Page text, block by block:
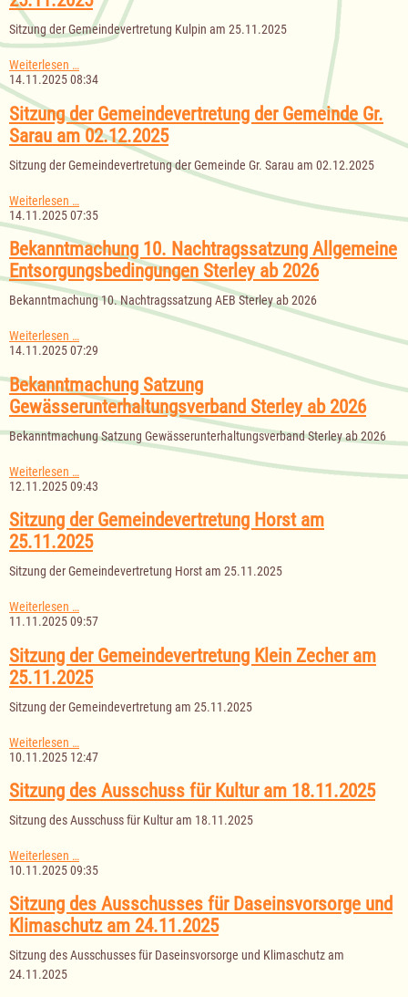
Sitzung der Gemeindevertretung Kulpin am 25.11.2025
Weiterlesen …Sitzung
der
Kulpin
am
25.11.2025
14.11.2025 08:34
Sitzung der Gemeindevertretung der Gemeinde Gr.
Sarau am 02.12.2025
Sitzung der Gemeindevertretung der Gemeinde Gr. Sarau am 02.12.2025
Weiterlesen …
der
der
Gemeinde
Gr.
am
14.11.2025 07:35
Bekanntmachung 10. Nachtragssatzung Allgemeine
Entsorgungsbedingungen Sterley ab 2026
Bekanntmachung 10. Nachtragssatzung AEB Sterley ab 2026
Weiterlesen …Bekanntmachung
10.
Allgemeine
Entsorgungsbedingungen
Sterley
2026
14.11.2025 07:29
Bekanntmachung Satzung
Gewässerunterhaltungsverband Sterley ab 2026
Bekanntmachung Satzung Gewässerunterhaltungsverband Sterley ab 2026
Weiterlesen …
Satzung
Sterley
ab
2026
12.11.2025 09:43
Sitzung der Gemeindevertretung Horst am
25.11.2025
Sitzung der Gemeindevertretung Horst am 25.11.2025
Weiterlesen …
der
Horst
am
25.11.2025
11.11.2025 09:57
Sitzung der Gemeindevertretung Klein Zecher am
25.11.2025
Sitzung der Gemeindevertretung am 25.11.2025
Weiterlesen …
der
Klein
Zecher
am
25.11.2025
10.11.2025 12:47
Sitzung des Ausschuss für Kultur am 18.11.2025
Sitzung des Ausschuss für Kultur am 18.11.2025
Weiterlesen …
des
für
Kultur
am
10.11.2025 09:35
Sitzung des Ausschusses für Daseinsvorsorge und
Klimaschutz am 24.11.2025
Sitzung des Ausschusses für Daseinsvorsorge und Klimaschutz am
24.11.2025